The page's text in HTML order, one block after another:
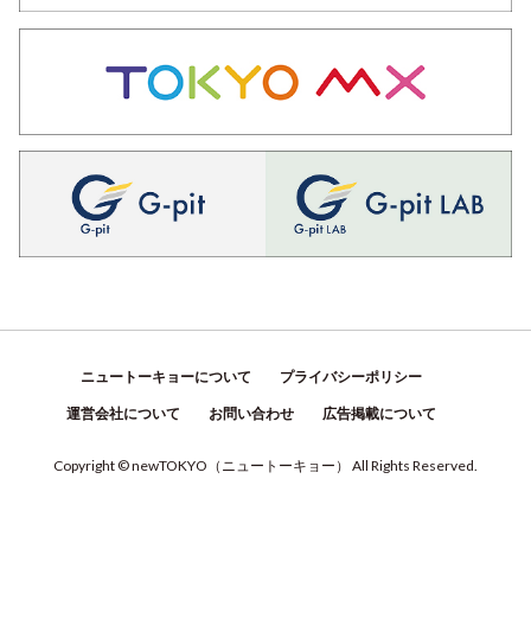
ニュートーキョーについて プライバシーポリシー
運営会社について お問い合わせ 広告掲載について
Copyright © newTOKYO （ ニュートーキョー ） All Rights Reserved.